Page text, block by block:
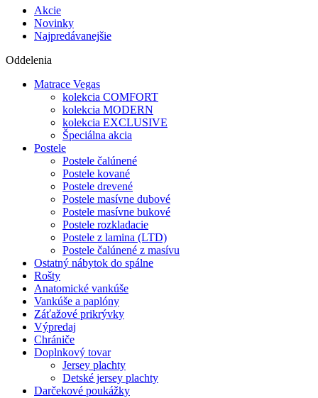
Akcie
Novinky
Najpredávanejšie
Oddelenia
Matrace Vegas
kolekcia COMFORT
kolekcia MODERN
kolekcia EXCLUSIVE
Špeciálna akcia
Postele
Postele čalúnené
Postele kované
Postele drevené
Postele masívne dubové
Postele masívne bukové
Postele rozkladacie
Postele z lamina (LTD)
Postele čalúnené z masívu
Ostatný nábytok do spálne
Rošty
Anatomické vankúše
Vankúše a paplóny
Záťažové prikrývky
Výpredaj
Chrániče
Doplnkový tovar
Jersey plachty
Detské jersey plachty
Darčekové poukážky